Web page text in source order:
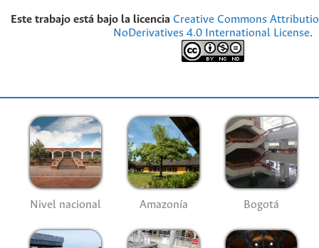
Este trabajo está bajo la licencia Creative Commons
NoDerivatives 4.0 International License.
Nivel nacional Amazonía Bogotá